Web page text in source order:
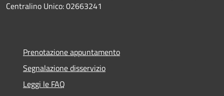
Centralino Unico: 02663241
Prenotazione appuntamento
Segnalazione disservizio
Leggi le FAQ